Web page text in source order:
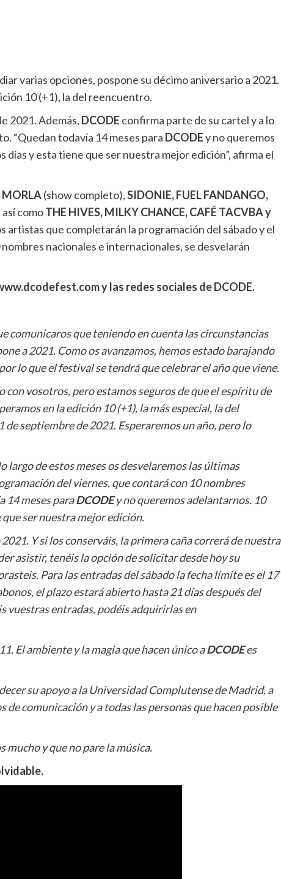
varias opciones, pospone su décimo aniversario a 2021.
10 (+1), la del reencuentro.
2021. Además, DCODE confirma parte de su cartel y a lo
“Quedan todavía 14 meses para DCODEy no queremos
días y esta tiene que ser nuestra mejor edición”, afirma el
(show completo),SIDONIE, FUEL FANDANGO,
así comoTHE HIVES, MILKY CHANCE, CAFÉ TACVBA y
artistas que completarán la programación del sábado y el
nacionales e internacionales, se desvelarán
y las redes sociales de DCODE.
comunicaros que teniendo en cuenta las circunstancias
a 2021. Como os avanzamos, hemos estado barajando
lo que el festival se tendrá que celebrar el año que viene.
con vosotros, pero estamos seguros de que el espíritu de
en la edición 10 (+1), la más especial, la del
septiembre de 2021. Esperaremos un año, pero lo
largo de estos meses os desvelaremos las últimas
del viernes, que contará con 10 nombres
14 meses paraDCODEy no queremos adelantarnos. 10
ser nuestra mejor edición.
Y si los conserváis, la primera caña correrá de nuestra
asistir, tenéis la opción de solicitar desde hoy su
Para las entradas del sábado la fecha límite es el 17
el plazo estará abierto hasta 21 días después del
vuestras entradas, podéis adquirirlas en
El ambiente y la magia que hacen único aDCODEes
su apoyo a la Universidad Complutense de Madrid, a
comunicación y a todas las personas que hacen posible
y que no pare la música.